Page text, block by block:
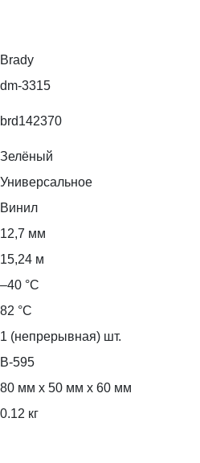
Brady
dm-3315
brd142370
Зелёный
Универсальное
Винил
12,7 мм
15,24 м
–40 °С
82 °С
1 (непрерывная) шт.
B-595
80 мм x 50 мм x 60 мм
0.12 кг